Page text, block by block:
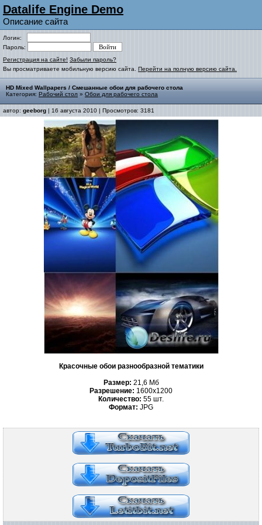
Datalife Engine Demo
Описание сайта
Логин:
Пароль:
Регистрация на сайте! Забыли пароль?
Вы просматриваете мобильную версию сайта. Перейти на полную версию сайта.
HD Mixed Wallpapers / Смешанные обои для рабочего стола
Категория: Рабочий стол » Обои для рабочего стола
автор: geeborg | 16 августа 2010 | Просмотров: 3181
Красочные обои разнообразной тематики
Размер: 21,6 Мб
Разрешение: 1600x1200
Количество: 55 шт.
Формат: JPG